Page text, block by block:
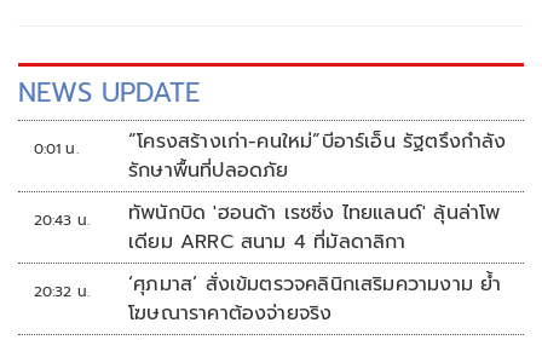
NEWS UPDATE
0:01 น.
“โครงสร้างเก่า-คนใหม่”บีอาร์เอ็น รัฐตรึงกำลัง
รักษาพื้นที่ปลอดภัย
20:43 น.
ทัพนักบิด 'ฮอนด้า เรซซิ่ง ไทยแลนด์' ลุ้นล่าโพ
เดียม ARRC สนาม 4 ที่มัลดาลิกา
20:32 น.
‘ศุภมาส’ สั่งเข้มตรวจคลินิกเสริมความงาม ย้ำ
โฆษณาราคาต้องจ่ายจริง